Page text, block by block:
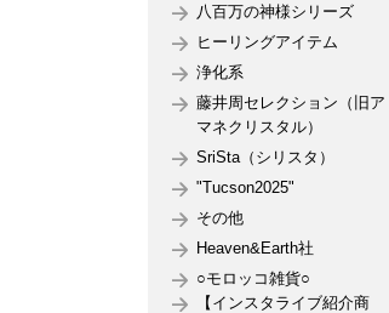
八百万の神様シリーズ
ヒーリングアイテム
浄化系
藤井周セレクション（旧ア
マネクリスタル）
SriSta（シリスタ）
"Tucson2025"
その他
Heaven&Earth社
○モロッコ雑貨○
【インスタライブ紹介商